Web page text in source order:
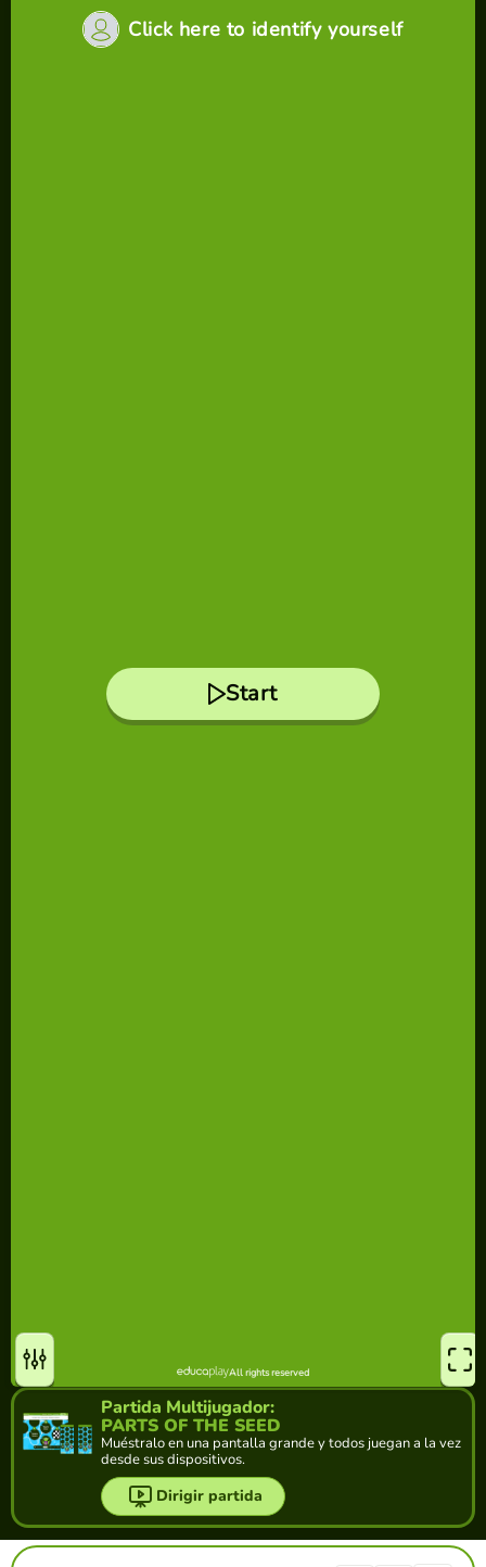
Partida Multijugador:
PARTS OF THE SEED
Muéstralo en una pantalla grande y todos juegan a la vez
desde sus dispositivos.
Dirigir partida